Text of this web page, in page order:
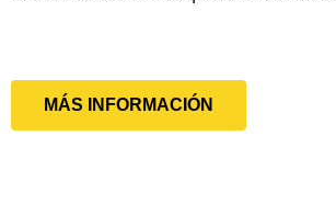
MÁS INFORMACIÓN